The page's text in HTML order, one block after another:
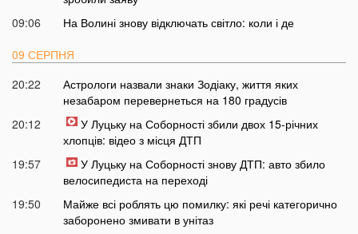
09:06
На Волині знову відключать світло: коли і де
09 СЕРПНЯ
20:22
Астрологи назвали знаки Зодіаку, життя яких
незабаром перевернеться на 180 градусів
20:12
У Луцьку на Соборності збили двох 15-річних
хлопців: відео з місця ДТП
19:57
У Луцьку на Соборності знову ДТП: авто збило
велосипедиста на переході
19:50
Майже всі роблять цю помилку: які речі категорично
заборонено змивати в унітаз